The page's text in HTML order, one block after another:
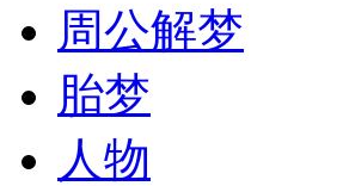
周公解梦
胎梦
人物